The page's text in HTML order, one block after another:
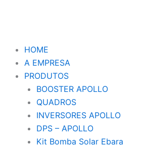
HOME
A EMPRESA
PRODUTOS
BOOSTER APOLLO
QUADROS
INVERSORES APOLLO
DPS – APOLLO
Kit Bomba Solar Ebara